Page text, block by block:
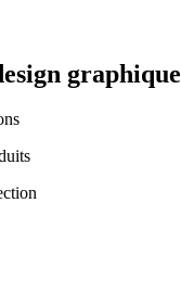
graphique